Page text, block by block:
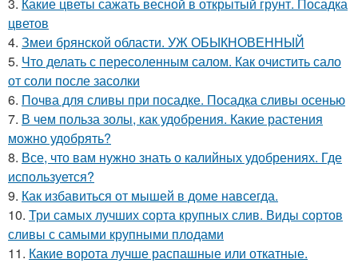
цветов
4. Змеи брянской области. УЖ ОБЫКНОВЕННЫЙ
5. Что делать с пересоленным салом. Как очистить сало
от соли после засолки
6. Почва для сливы при посадке. Посадка сливы осенью
7. В чем польза золы, как удобрения. Какие растения
можно удобрять?
8. Все, что вам нужно знать о калийных удобрениях. Где
используется?
9. Как избавиться от мышей в доме навсегда.
10. Три самых лучших сорта крупных слив. Виды сортов
сливы с самыми крупными плодами
11. Какие ворота лучше распашные или откатные.